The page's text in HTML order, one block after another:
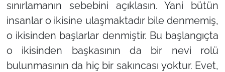
sınırlamanın sebebini açıklasın. Yani bütün
insanlar o ikisine ulaşmaktadır bile denmemiş,
o ikisinden başlarlar denmiştir. Bu başlangıçta
o ikisinden başkasının da bir nevi rolü
bulunmasının da hiç bir sakıncası yoktur. Evet,